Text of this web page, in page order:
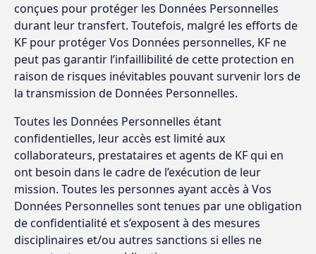
conçues pour protéger les Données Personnelles
durant leur transfert. Toutefois, malgré les efforts de
KF pour protéger Vos Données personnelles, KF ne
peut pas garantir l’infaillibilité de cette protection en
raison de risques inévitables pouvant survenir lors de
la transmission de Données Personnelles.
Toutes les Données Personnelles étant
confidentielles, leur accès est limité aux
collaborateurs, prestataires et agents de KF qui en
ont besoin dans le cadre de l’exécution de leur
mission. Toutes les personnes ayant accès à Vos
Données Personnelles sont tenues par une obligation
de confidentialité et s’exposent à des mesures
disciplinaires et/ou autres sanctions si elles ne